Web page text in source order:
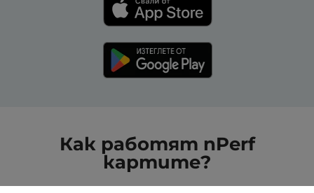
Как работят nPerf
картите?